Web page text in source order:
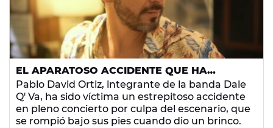
EL APARATOSO ACCIDENTE QUE HA
SUFRIDO EL CANTANTE PABLO DAVID ORTIZ
AL DESPRENDERSE EL ESCENARIO EN
PLENO CONCIERTO
Pablo David Ortiz, integrante de la banda Dale
Q' Va, ha sido víctima un estrepitoso accidente
en pleno concierto por culpa del escenario, que
se rompió bajo sus pies cuando dio un brinco.